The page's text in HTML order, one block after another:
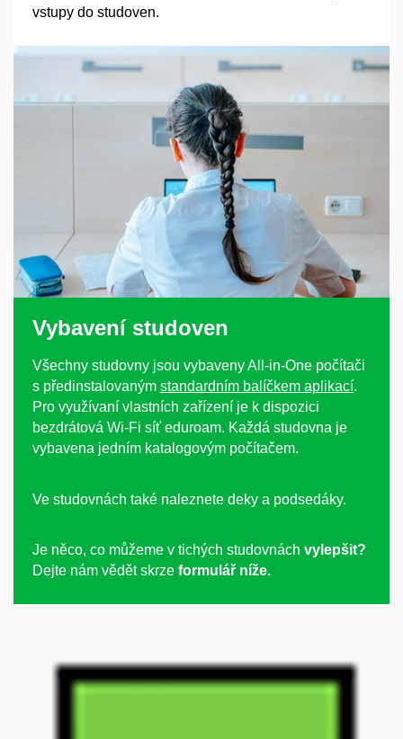
vstupy do studoven.
Vybavení studoven
Všechny studovny jsou vybaveny All-in-One počítači
s předinstalovaným standardním balíčkem aplikací.
Pro využívaní vlastních zařízení je k dispozici
bezdrátová Wi-Fi síť eduroam. Každá studovna je
vybavena jedním katalogovým počítačem.
Ve studovnách také naleznete deky a podsedáky.
Je něco, co můžeme v tichých studovnách vylepšit?
Dejte nám vědět skrze formulář níže.